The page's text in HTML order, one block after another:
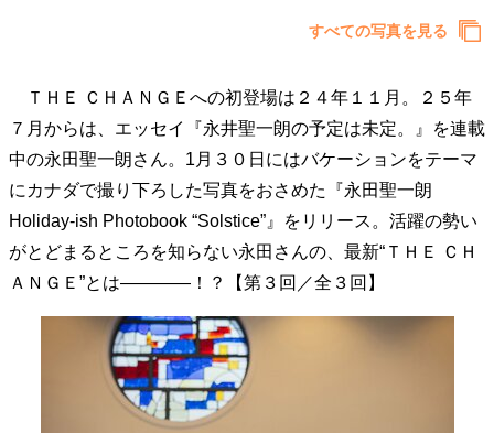
リーダーの流儀 変革の原動力
次世代へのバトン
トップが描く未来
重圧との向き合い方 一流のルーティン
20代の現在地
忘れられない言葉
10代・20代の土台
ライフスタイル・生き方
40代からの景色 50代のリアル
パートナーとの歩み方
すべての写真を見る
ＴＨＥ ＣＨＡＮＧＥへの初登場は２４年１１月。２５年
７月からは、エッセイ『永井聖一朗の予定は未定。』を連載
中の永田聖一朗さん。1月３０日にはバケーションをテーマ
にカナダで撮り下ろした写真をおさめた『永田聖一朗
Holiday-ish Photobook “Solstice”』をリリース。活躍の勢い
がとどまるところを知らない永田さんの、最新“ＴＨＥ ＣＨ
ＡＮＧＥ”とは————！？【第３回／全３回】